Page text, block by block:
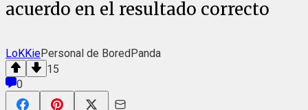
acuerdo en el resultado correcto
LoKKiePersonal de BoredPanda
15
0